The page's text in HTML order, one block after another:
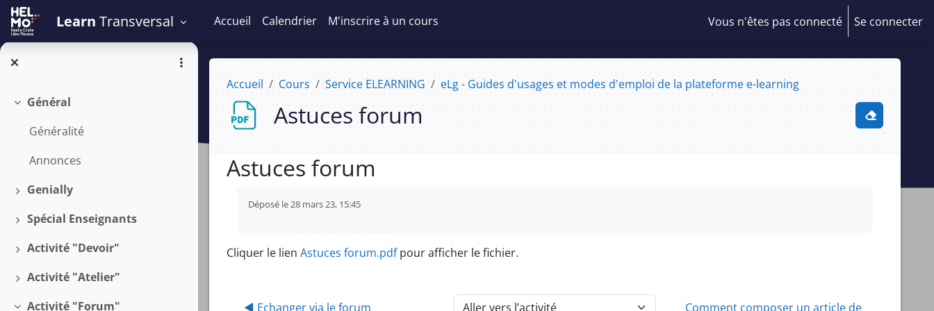
Passer au contenu principal
Learn Transversal Accueil Calendrier M'inscrire à un cours Vous n'êtes pas connecté Se connecter
Replier
Général
Généralité
Annonces
Déplier
Genially
Déplier
Spécial Enseignants
Déplier
Activité "Devoir"
Déplier
Activité "Atelier"
Activité "Forum"
Accueil Cours Service ELEARNING eLg - Guides d'usages et modes d'emploi de la plateforme e-learning
Astuces forum
Activer/
Astuces forum
Déposé le 28 mars 23, 15:45
Cliquer le lien Astuces forum.pdfpour afficher le fichier.
◀︎ Echanger via le forum
Comment composer un article de